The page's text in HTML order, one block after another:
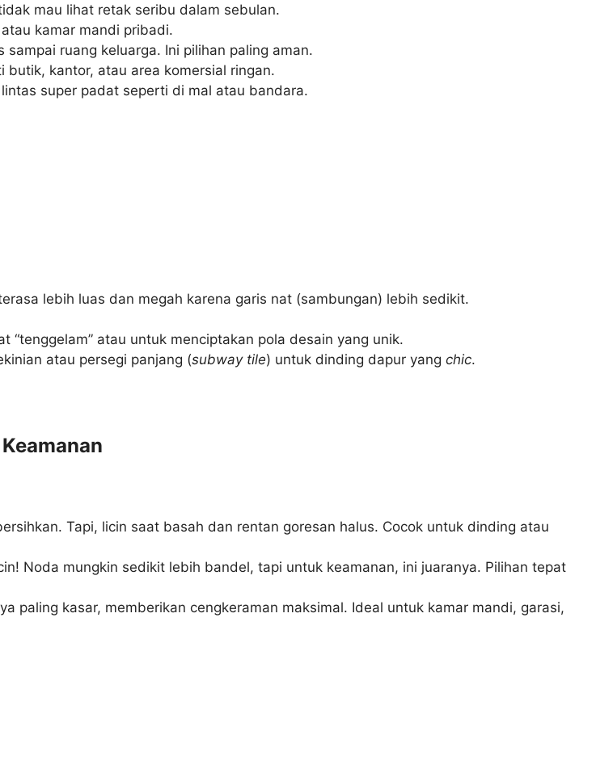
mau lihat retak seribu dalam sebulan.
kamar mandi pribadi.
ruang keluarga. Ini pilihan paling aman.
kantor, atau area komersial ringan.
super padat seperti di mal atau bandara.
lebih luas dan megah karena garis nat (sambungan) lebih sedikit.
“tenggelam” atau untuk menciptakan pola desain yang unik.
atau persegi panjang (subway tile) untuk dinding dapur yangchic.
Tapi, licin saat basah dan rentan goresan halus. Cocok untuk dinding atau
Noda mungkin sedikit lebih bandel, tapi untuk keamanan, ini juaranya. Pilihan tepat
paling kasar, memberikan cengkeraman maksimal. Ideal untuk kamar mandi, garasi,